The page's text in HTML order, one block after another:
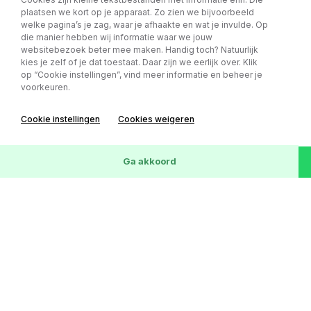
156.218 km 12-09-2016 SUV Marge
plaatsen we kort op je apparaat. Zo zien we bijvoorbeeld
welke pagina’s je zag, waar je afhaakte en wat je invulde. Op
die manier hebben wij informatie waar we jouw
websitebezoek beter mee maken. Handig toch? Natuurlijk
kies je zelf of je dat toestaat. Daar zijn we eerlijk over. Klik
op “Cookie instellingen”, vind meer informatie en beheer je
voorkeuren.
Cookie instellingen Cookies weigeren
Ga akkoord